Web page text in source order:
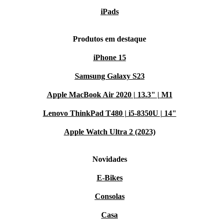
iPads
Produtos em destaque
iPhone 15
Samsung Galaxy S23
Apple MacBook Air 2020 | 13.3" | M1
Lenovo ThinkPad T480 | i5-8350U | 14"
Apple Watch Ultra 2 (2023)
Novidades
E-Bikes
Consolas
Casa